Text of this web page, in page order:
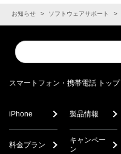
お知らせ ソフトウェアサポート
Conduct
a
スマートフォン・携帯電話 トップ
iPhone 製品情報
料金プラン
キャンペー
ン